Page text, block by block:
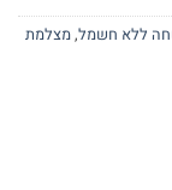
ללא חשמל,מצלמת